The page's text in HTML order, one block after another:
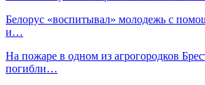
Белорус «воспитывал» молодежь с
и…
На пожаре в одном из агрогородков
погибли…